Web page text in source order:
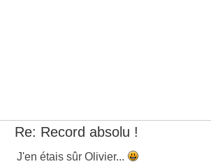
Re: Record absolu !
J'en étais sûr Olivier...